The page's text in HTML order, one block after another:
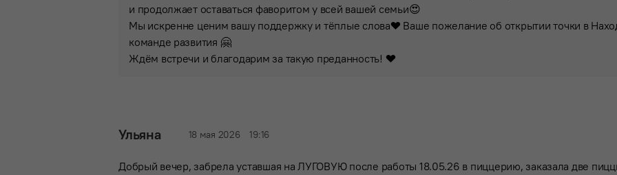
и продолжает оставаться фаворитом у всей вашей семьи😍
Мы искренне ценим вашу поддержку и тёплые слова❤️ Ваше пожелание об открытии точки в
команде развития 🤗
Ждём встречи и благодарим за такую преданность! ❤️
Ульяна 18 мая 2026 19:16
Добрый вечер, забрела уставшая на ЛУГОВУЮ после работы 18.05.26 в пиццерию, заказала две